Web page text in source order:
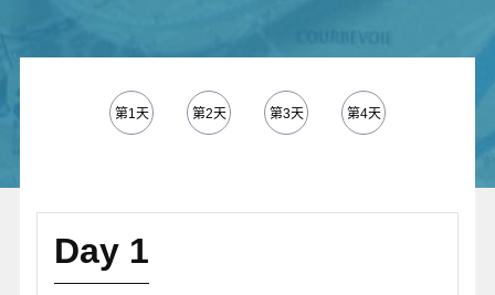
第1天 第2天 第3天 第4天
Day 1